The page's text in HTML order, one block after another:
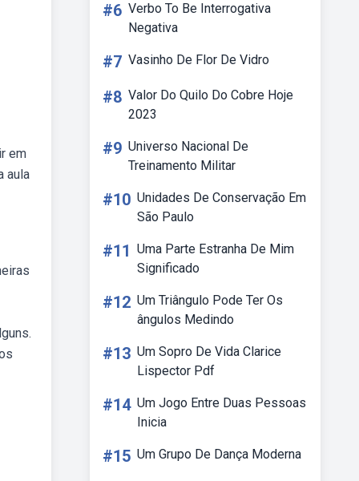
em
aula
#6 Verbo To Be Interrogativa
Negativa
#7 Vasinho De Flor De Vidro
#8 Valor Do Quilo Do Cobre Hoje
2023
#9 Universo Nacional De
Treinamento Militar
#10 Unidades De Conservação Em
São Paulo
#11 Uma Parte Estranha De Mim
Significado
#12 Um Triângulo Pode Ter Os
ângulos Medindo
#13 Um Sopro De Vida Clarice
Lispector Pdf
#14 Um Jogo Entre Duas Pessoas
Inicia
#15 Um Grupo De Dança Moderna